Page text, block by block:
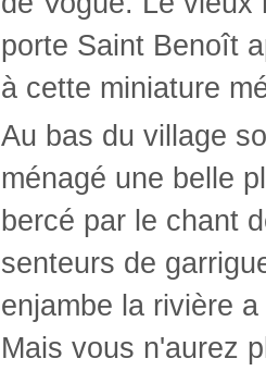
porte Saint Benoît
à cette miniature
Au bas du village
ménagé une belle
bercé par le chant
senteurs de
enjambe la rivière
Mais vous n'aurez